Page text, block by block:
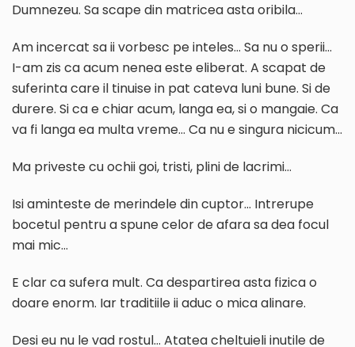
Dumnezeu. Sa scape din matricea asta oribila…
Am incercat sa ii vorbesc pe inteles… Sa nu o sperii…
I-am zis ca acum nenea este eliberat. A scapat de
suferinta care il tinuise in pat cateva luni bune. Si de
durere. Si ca e chiar acum, langa ea, si o mangaie. Ca
va fi langa ea multa vreme… Ca nu e singura nicicum…
Ma priveste cu ochii goi, tristi, plini de lacrimi…
Isi aminteste de merindele din cuptor… Intrerupe
bocetul pentru a spune celor de afara sa dea focul
mai mic…
E clar ca sufera mult. Ca despartirea asta fizica o
doare enorm. Iar traditiile ii aduc o mica alinare.
Desi eu nu le vad rostul… Atatea cheltuieli inutile de